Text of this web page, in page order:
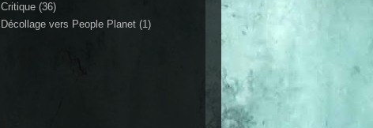
Critique (36)
Décollage vers People Planet (1)